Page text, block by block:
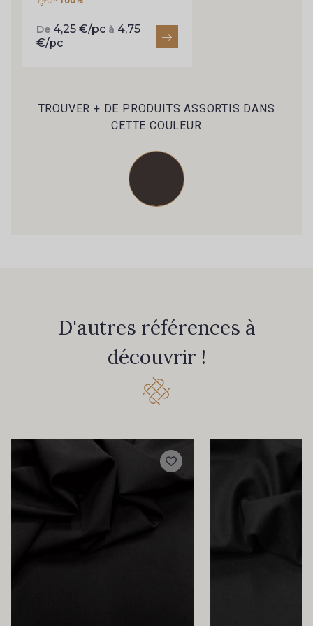
De 4,25 €/pc à 4,75
€/pc
TROUVER + DE PRODUITS ASSORTIS DANS
CETTE COULEUR
D'autres références à
découvrir !